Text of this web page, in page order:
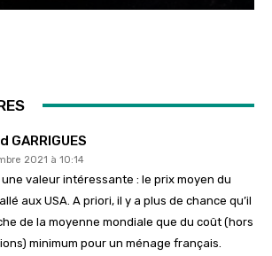
GARRIGUES
2021 à 10:14
valeur intéressante : le prix moyen du
aux USA. A priori, il y a plus de chance qu’il
de la moyenne mondiale que du coût (hors
minimum pour un ménage français.